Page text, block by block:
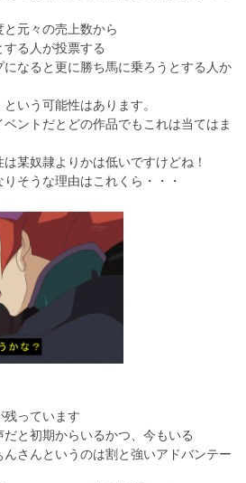
元々の売上数から
る人が投票する
なると更に勝ち馬に乗ろうとする人か
いう可能性はあります。
ントだとどの作品でもこれは当てはま
某奴隷よりかは低いですけどね！
残っています
と初期からいるかつ、今もいる
さんというのは割と強いアドバンテー